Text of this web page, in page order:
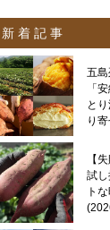
新 着 記 事
五
「
と
り
【
試
ト